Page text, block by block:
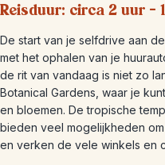
Reisduur: circa 2 uur –
De start van je selfdrive aan
met het ophalen van je
de rit van vandaag is niet zo
Botanical Gardens, waar je
en bloemen. De tropische
bieden veel mogelijkheden
en verken de vele winkels en